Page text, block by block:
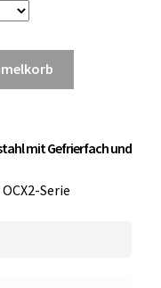
mit Gefrierfach und
Serie